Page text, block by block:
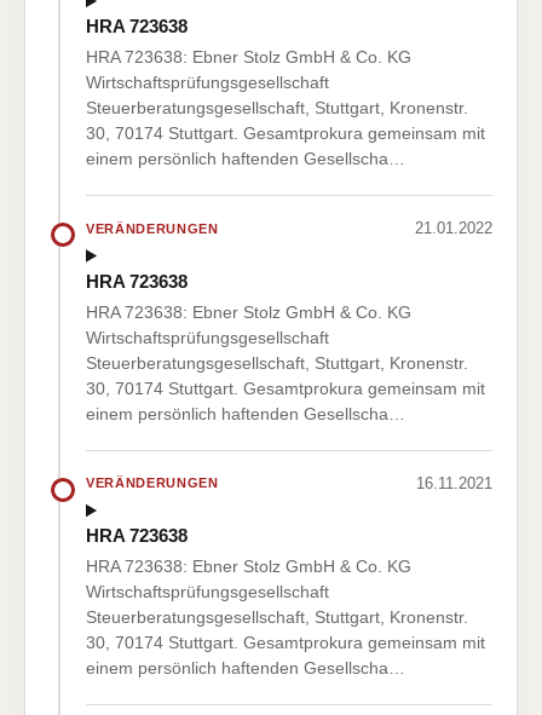
HRA 723638
HRA 723638: Ebner Stolz GmbH & Co. KG
Wirtschaftsprüfungsgesellschaft
Steuerberatungsgesellschaft, Stuttgart, Kronenstr.
30, 70174 Stuttgart. Gesamtprokura gemeinsam mit
einem persönlich haftenden Gesellscha…
VERÄNDERUNGEN 21.01.2022
HRA 723638
HRA 723638: Ebner Stolz GmbH & Co. KG
Wirtschaftsprüfungsgesellschaft
Steuerberatungsgesellschaft, Stuttgart, Kronenstr.
30, 70174 Stuttgart. Gesamtprokura gemeinsam mit
einem persönlich haftenden Gesellscha…
VERÄNDERUNGEN 16.11.2021
HRA 723638
HRA 723638: Ebner Stolz GmbH & Co. KG
Wirtschaftsprüfungsgesellschaft
Steuerberatungsgesellschaft, Stuttgart, Kronenstr.
30, 70174 Stuttgart. Gesamtprokura gemeinsam mit
einem persönlich haftenden Gesellscha…